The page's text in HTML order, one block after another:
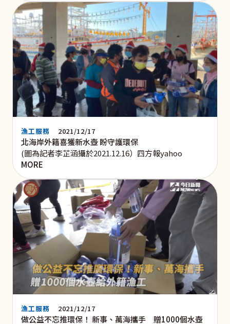
漁工服務 2021/12/17
北海岸外籍喜獲新水壺 盼守護環保
(圖為記者李芷涵攝於2021.12.16）四方報yahoo
MORE
漁工服務 2021/12/17
做公益不忘推環保！ 新事、萬海攜手 贈1000個水壺